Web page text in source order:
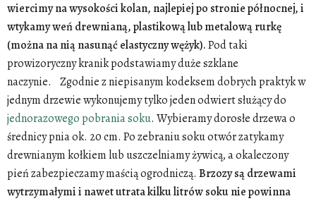
wiercimy na wysokości kolan, najlepiej po stronie północnej, i
wtykamy weń drewnianą, plastikową lub metalową rurkę
(można na nią nasunąć elastyczny wężyk).Pod taki
prowizoryczny kranik podstawiamy duże szklane
naczynie. Zgodnie z niepisanym kodeksem dobrych praktyk w
jednym drzewie wykonujemy tylko jeden odwiert służący do
jednorazowego pobrania soku. Wybieramy dorosłe drzewa o
średnicy pnia ok. 20 cm. Po zebraniu soku otwór zatykamy
drewnianym kołkiem lub uszczelniamy żywicą, a okaleczony
pień zabezpieczamy maścią ogrodniczą. Brzozy są drzewami
wytrzymałymi i nawet utrata kilku litrów soku nie powinna